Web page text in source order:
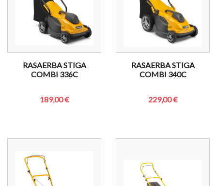
RASAERBA STIGA
COMBI 336C
189,00 €
RASAERBA STIGA
COMBI 340C
229,00 €